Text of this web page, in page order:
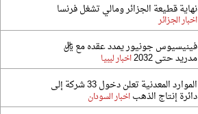
نهاية قطيعة الجزائر ومالي تشغل فرنسا
اخبار الجزائر
فينيسيوس جونيور يمدد عقده مع ريال
مدريد حتى 2032 اخبار ليبيا
الموارد المعدنية تعلن دخول 33 شركة إلى
دائرة إنتاج الذهباخبار السودان